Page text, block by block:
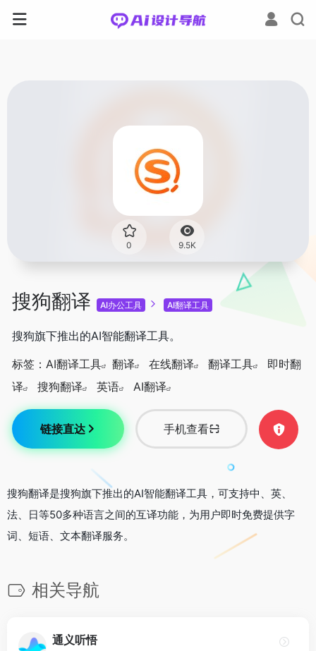
0 9.5K
搜狗翻译 AI办公工具 AI翻译工具
搜狗旗下推出的AI智能翻译工具。
标签： AI翻译工具 翻译 在线翻译 翻译工具
即时翻
译
搜狗翻译 英语 AI翻译
链接直达 手机查看
搜狗翻译是搜狗旗下推出的AI智能翻译工具，可支持中、英、
法、日等50多种语言之间的互译功能，为用户即时免费提供字
词、短语、文本翻译服务。
相关导航
通义听悟